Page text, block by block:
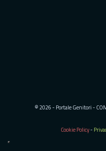
© 2026 - Portale Genitori -
Cookie Policy-